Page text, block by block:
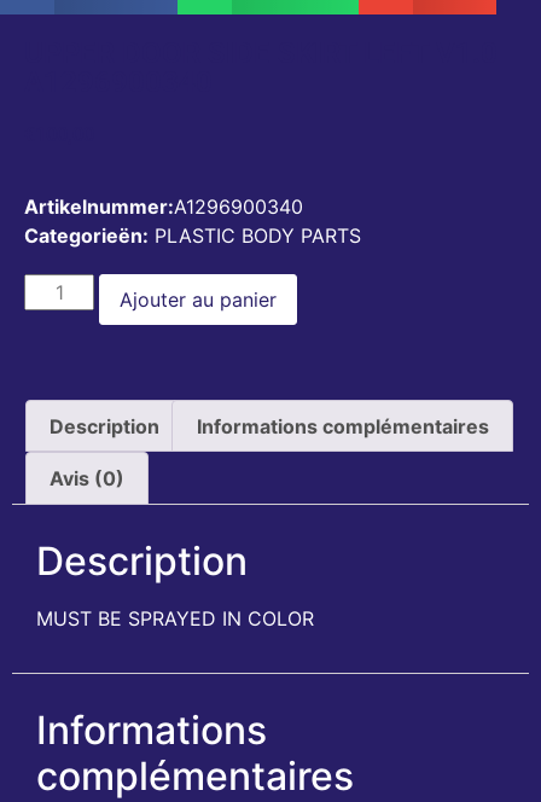
Artikelnummer:A1296900340
Categorieën: PLASTIC BODY PARTS
Ajouter au panier
Description Informations complémentaires
Avis (0)
Description
MUST BE SPRAYED IN COLOR
Informations
complémentaires